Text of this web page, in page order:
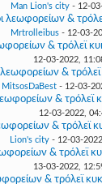
Man Lion's city- 12-
λεωφορείων &
Mrtrolleibus- 12-03-
& τρόλεϊ
12-03-2022,
λεωφορείων &
MitsosDaBest - 12-03-
&
12-03-2022,
&
Lion's city- 12-03-
& τρόλεϊ
13-03-2022,
& τρόλεϊ